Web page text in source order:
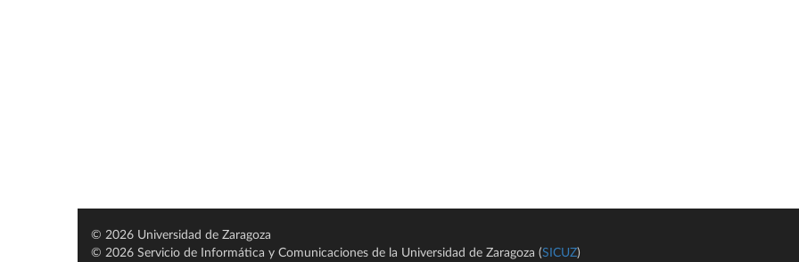
© 2026 Universidad de Zaragoza
© 2026 Servicio de Informática y Comunicaciones de la Universidad de Zaragoza (SICUZ)